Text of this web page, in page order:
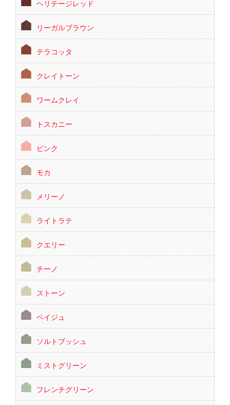
ヘリテージレッド
リーガルブラウン
テラコッタ
クレイトーン
ワームクレイ
トスカニー
ピンク
モカ
メリーノ
ライトラテ
クエリー
チーノ
ストーン
ベイジュ
ソルトブッシュ
ミストグリーン
フレンチグリーン